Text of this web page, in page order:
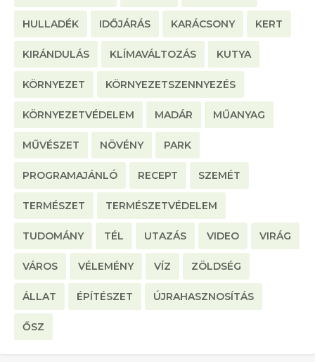
HULLADÉK IDŐJÁRÁS KARÁCSONY KERT
KIRÁNDULÁS KLÍMAVÁLTOZÁS KUTYA
KÖRNYEZET KÖRNYEZETSZENNYEZÉS
KÖRNYEZETVÉDELEM MADÁR MŰANYAG
MŰVÉSZET NÖVÉNY PARK
PROGRAMAJÁNLÓ RECEPT SZEMÉT
TERMÉSZET TERMÉSZETVÉDELEM
TUDOMÁNY TÉL UTAZÁS VIDEO VIRÁG
VÁROS VÉLEMÉNY VÍZ ZÖLDSÉG
ÁLLAT ÉPÍTÉSZET ÚJRAHASZNOSÍTÁS
ŐSZ